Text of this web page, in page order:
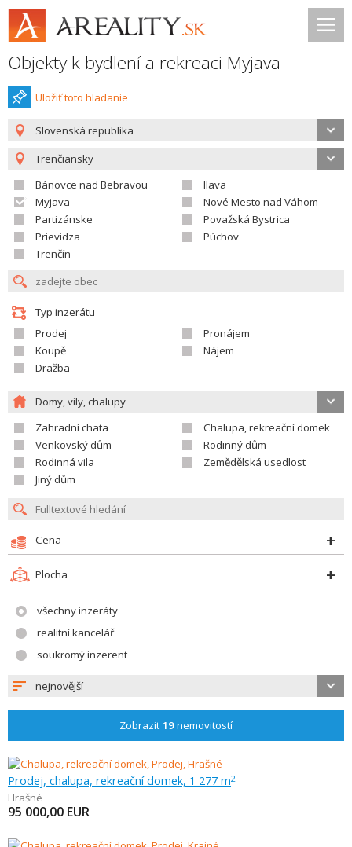
Objekty k bydlení a rekreaci Myjava
Uložiť toto hladanie
Slovenská republika
Trenčiansky
Bánovce nad Bebravou
Ilava
Myjava
Nové Mesto nad Váhom
Partizánske
Považská Bystrica
Prievidza
Púchov
Trenčín
Typ inzerátu
Prodej
Pronájem
Koupě
Nájem
Dražba
Domy, vily, chalupy
Zahradní chata
Chalupa, rekreační domek
Venkovský dům
Rodinný dům
Rodinná vila
Zemědělská usedlost
Jiný dům
Cena
Plocha
všechny inzeráty
realitní kancelář
soukromý inzerent
nejnovější
Zobrazit 19nemovitostí
Prodej, chalupa, rekreační domek, 1 277 m2
Hrašné
95 000,00 EUR